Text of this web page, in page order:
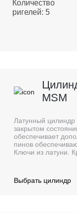
Количество
ригелей: 5
MSM
Латунный
закрытом
обеспечивает
пинов
Ключи из латуни.
Выбрать цилиндр